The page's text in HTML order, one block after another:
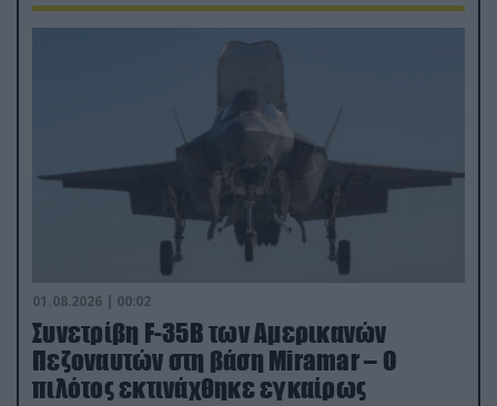
01.08.2026 | 00:02
Συνετρίβη F-35B των Αμερικανών
Πεζοναυτών στη βάση Miramar – Ο
πιλότος εκτινάχθηκε εγκαίρως